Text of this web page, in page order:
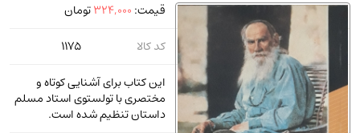
ورزشی و تربیت بدنی
آشپزی و خوراکی(25)
سرگرمی و بازی(7)
سیاسی(116)
رمان و داستان خارجی(489)
قیمت: 324,000تومان
کد کالا
1175
این کتاب برای آشنایی کوتاه و
مختصری با تولستوی استاد مسلم
داستان تنظیم شده است.